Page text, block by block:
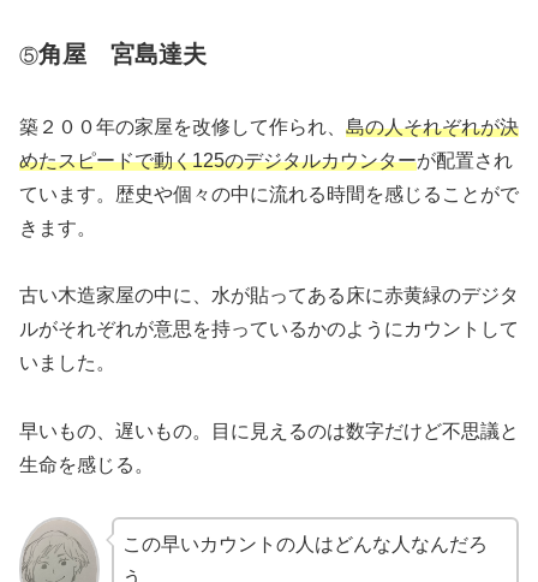
⑤角屋 宮島達夫
築２００年の家屋を改修して作られ、 島の人それぞれが決
めたスピードで動く125のデジタルカウンターが配置され
ています。歴史や個々の中に流れる時間を感じることがで
きます。
古い木造家屋の中に、水が貼ってある床に赤黄緑のデジタ
ルがそれぞれが意思を持っているかのようにカウントして
いました。
早いもの、遅いもの。目に見えるのは数字だけど不思議と
生命を感じる。
この早いカウントの人はどんな人なんだろ
う。